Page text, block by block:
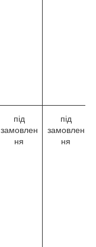
під
замовлен
ня
під
замовлен
ня